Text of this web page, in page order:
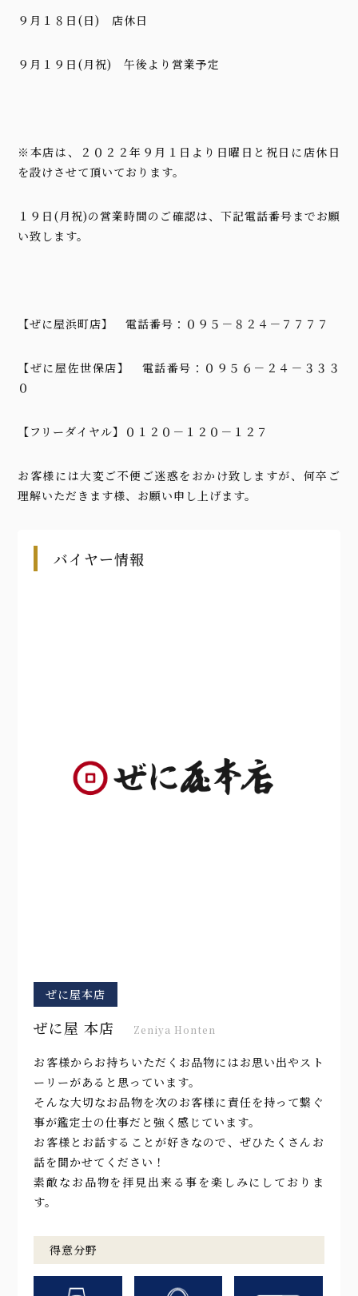
９月１８日(日) 店休日
９月１９日(月祝) 午後より営業予定
※本店は、２０２２年９月１日より日曜日と祝日に店休日
を設けさせて頂いております。
１９日(月祝)の営業時間のご確認は、下記電話番号までお願
い致します。
【ぜに屋浜町店】 電話番号：０９５－８２４－７７７７
【ぜに屋佐世保店】 電話番号：０９５６－２４－３３３
０
【フリーダイヤル】０１２０－１２０－１２７
お客様には大変ご不便ご迷惑をおかけ致しますが、何卒ご
理解いただきます様、お願い申し上げます。
バイヤー情報
ぜに屋本店
ぜに屋 本店 Zeniya Honten
お客様からお持ちいただくお品物にはお思い出やスト
ーリーがあると思っています。
そんな大切なお品物を次のお客様に責任を持って繋ぐ
事が鑑定士の仕事だと強く感じています。
お客様とお話することが好きなので、ぜひたくさんお
話を聞かせてください！
素敵なお品物を拝見出来る事を楽しみにしておりま
す。
得意分野